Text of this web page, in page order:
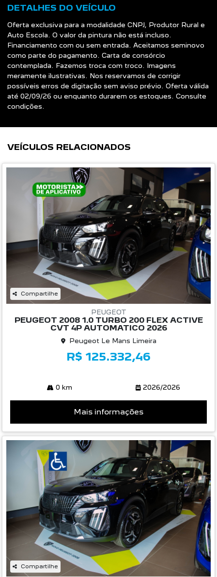
DETALHES DO VEÍCULO
Oferta exclusiva para a modalidade CNPJ, Produtor Rural e
Auto Escola. O valor da pintura não está incluso.
Financiamento com ou sem entrada. Aceitamos seminovo
como parte do pagamento. Carta de consórcio
contemplada. Fazemos troca com troco. Imagens
meramente ilustrativas. Nos reservamos de corrigir
possíveis erros de digitação sem aviso prévio. Oferta válida
até 02/09/26 ou enquanto durarem os estoques. Consulte
condições.
VEÍCULOS RELACIONADOS
Compartilhe
PEUGEOT
PEUGEOT 2008 1.0 TURBO 200 FLEX ACTIVE
CVT 4P AUTOMATICO 2026
Peugeot Le Mans Limeira
R$ 125.332,46
0 km 2026/2026
Mais informações
Compartilhe